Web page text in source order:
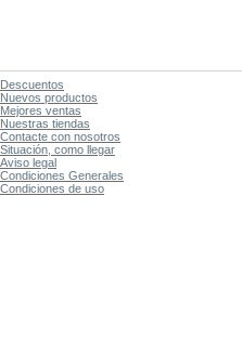
Descuentos
Nuevos productos
Mejores ventas
Nuestras tiendas
Contacte con nosotros
Situación, como llegar
Aviso legal
Condiciones Generales
Condiciones de uso